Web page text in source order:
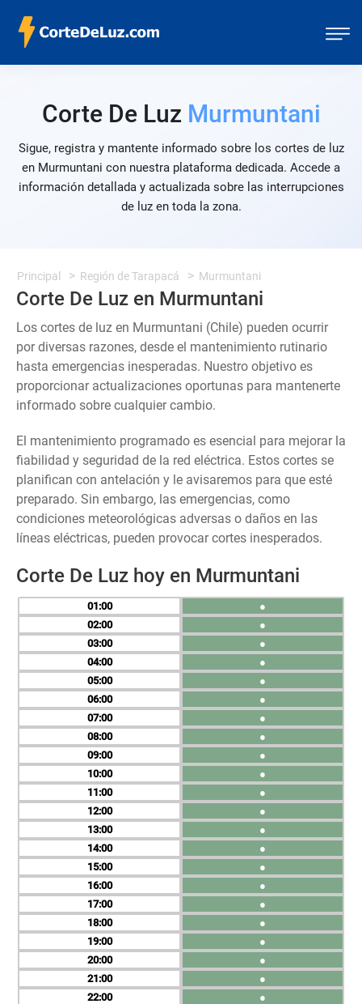
Corte De Luz Murmuntani
Sigue, registra y mantente informado sobre los cortes de luz
en Murmuntani con nuestra plataforma dedicada. Accede a
información detallada y actualizada sobre las interrupciones
de luz en toda la zona.
Principal Región de Tarapacá Murmuntani
Corte De Luz en Murmuntani
Los cortes de luz en Murmuntani (Chile) pueden ocurrir
por diversas razones, desde el mantenimiento rutinario
hasta emergencias inesperadas. Nuestro objetivo es
proporcionar actualizaciones oportunas para mantenerte
informado sobre cualquier cambio.
El mantenimiento programado es esencial para mejorar la
fiabilidad y seguridad de la red eléctrica. Estos cortes se
planifican con antelación y le avisaremos para que esté
preparado. Sin embargo, las emergencias, como
condiciones meteorológicas adversas o daños en las
líneas eléctricas, pueden provocar cortes inesperados.
Corte De Luz hoy en Murmuntani
01
02
03
04
05
06
07
08
09
10
11
12
13
14
15
16
17
18
19
20
21
22
●
●
●
●
●
●
●
●
●
●
●
●
●
●
●
●
●
●
●
●
●
●